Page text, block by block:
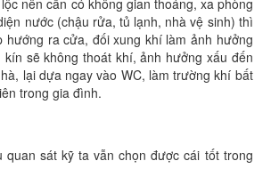
nước (chậu rửa, tủ lạnh, nhà vệ sinh) thì
ra cửa, đối xung khí làm ảnh hưởng
sẽ không thoát khí, ảnh hưởng xấu đến
lại dựa ngay vào WC, làm trường khí bất
trong gia đình.
sát kỹ ta vẫn chọn được cái tốt trong